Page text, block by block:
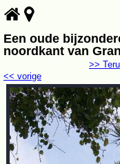
Een oude
noordkant van
<< vorige
>>